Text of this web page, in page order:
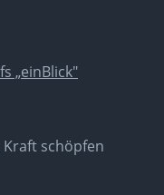
Kraft schöpfen